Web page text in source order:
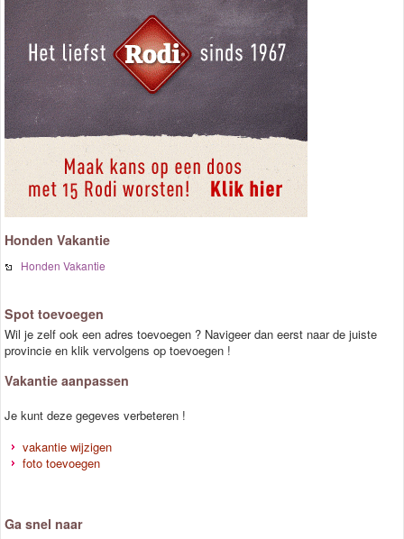
Honden Vakantie
Honden Vakantie
Spot toevoegen
Wil je zelf ook een adres toevoegen ? Navigeer dan eerst naar de juiste
provincie en klik vervolgens op toevoegen !
Vakantie aanpassen
Je kunt deze gegeves verbeteren !
vakantie wijzigen
foto toevoegen
Ga snel naar